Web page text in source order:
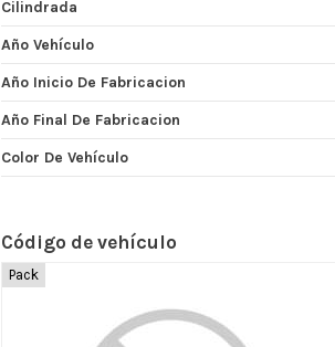
Cilindrada
Año Vehículo
Año Inicio De Fabricacion
Año Final De Fabricacion
Color De Vehículo
Código de vehículo
Pack